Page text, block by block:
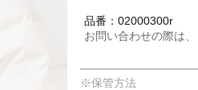
品番：02000300r
お問い合わせの際は
※保管方法